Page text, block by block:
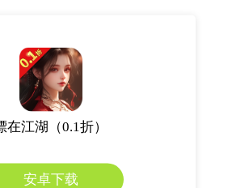
在江湖（0.1折）
安卓下载